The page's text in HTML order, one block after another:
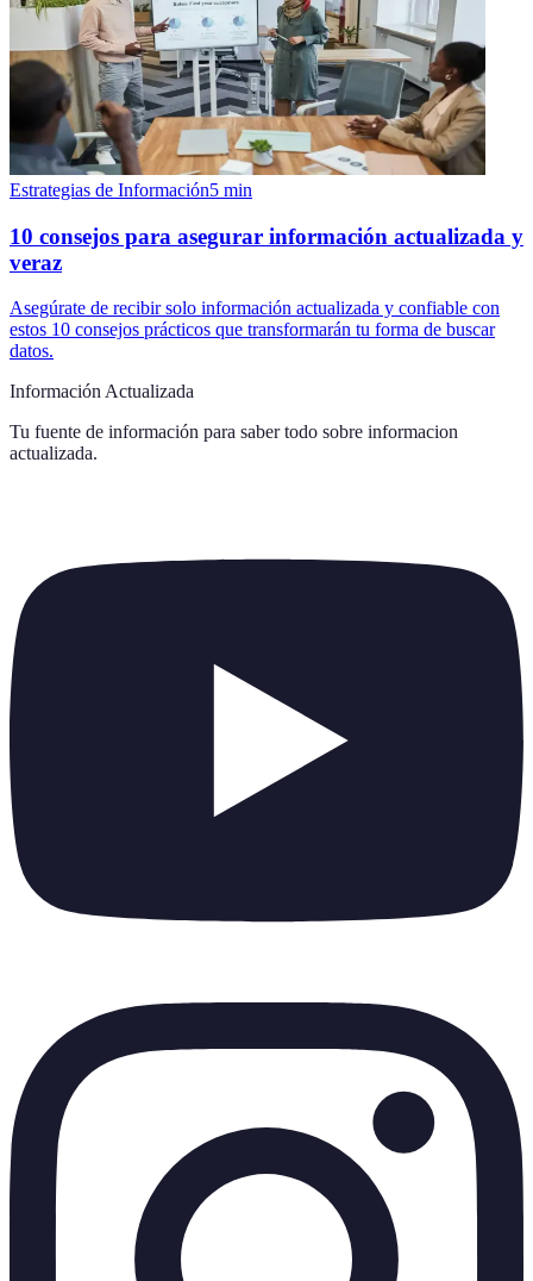
Estrategias de Información5 min
10 consejos para asegurar información actualizada y
veraz
Asegúrate de recibir solo información actualizada y confiable con
estos 10 consejos prácticos que transformarán tu forma de buscar
datos.
Información Actualizada
Tu fuente de información para saber todo sobre informacion
actualizada.